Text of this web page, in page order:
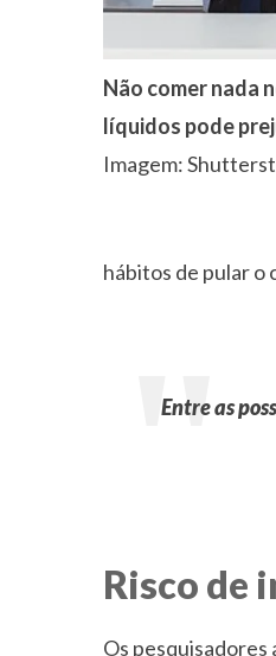
Não comer nada
líquidos pode
Imagem:
hábitos de pular o
Entre as
Risco de
Os pesquisadores